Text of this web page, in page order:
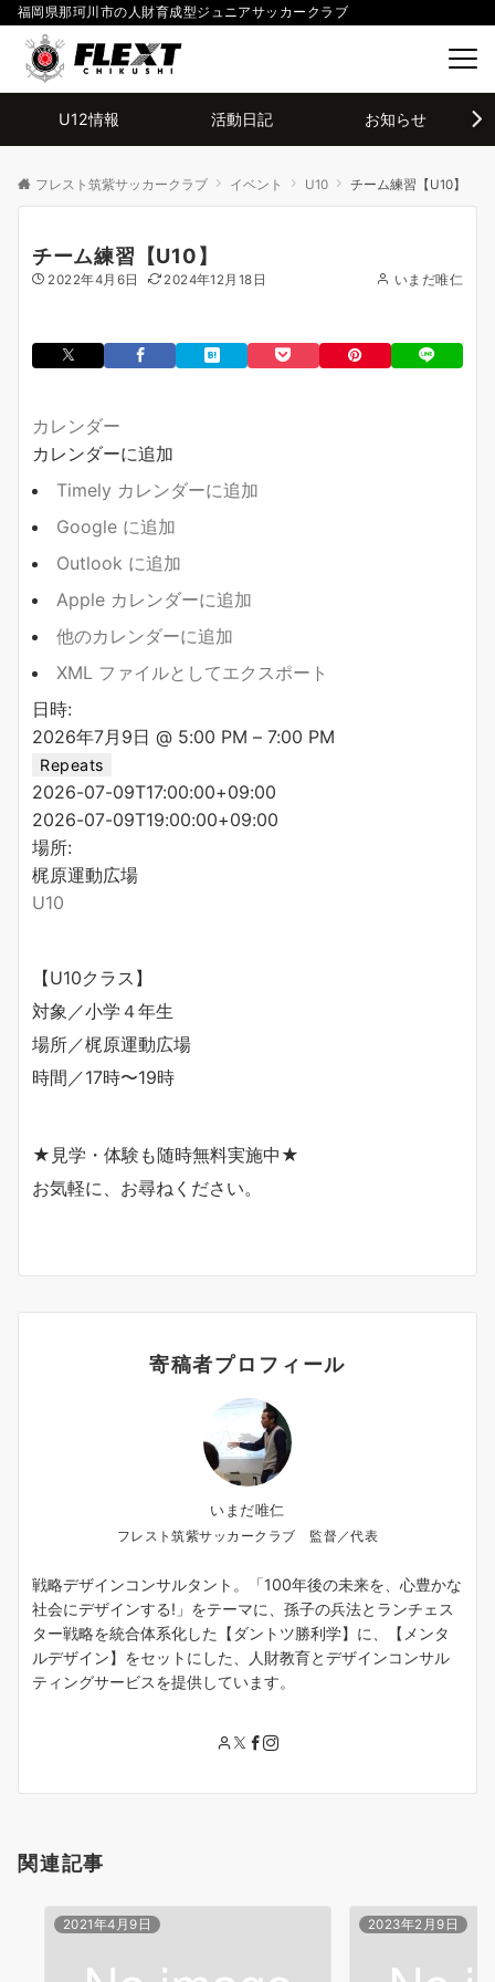
福岡県那珂川市の人財育成型ジュニアサッカークラブ
U12情報 活動日記 お知らせ
フレスト筑紫サッカークラブ イベント U10 チーム練習【U10】
チーム練習【U10】
2022年4月6日 2024年12月18日 いまだ唯仁
カレンダー
カレンダーに追加
Timely カレンダーに追加
Google に追加
Outlook に追加
Apple カレンダーに追加
他のカレンダーに追加
XML ファイルとしてエクスポート
日時:
2026年7月9日 @ 5:00 PM – 7:00 PM
Repeats
2026-07-09T17:00:00+09:00
2026-07-09T19:00:00+09:00
場所:
梶原運動広場
U10
【U10クラス】
対象／小学４年生
場所／梶原運動広場
時間／17時〜19時
★見学・体験も随時無料実施中★
お気軽に、お尋ねください。
寄稿者プロフィール
いまだ唯仁
フレスト筑紫サッカークラブ 監督／代表
戦略デザインコンサルタント。「100年後の未来を、心豊かな
社会にデザインする!」をテーマに、孫子の兵法とランチェス
ター戦略を統合体系化した【ダントツ勝利学】に、【メンタ
ルデザイン】をセットにした、人財教育とデザインコンサル
ティングサービスを提供しています。
関連記事
2021年4月9日 2023年2月9日